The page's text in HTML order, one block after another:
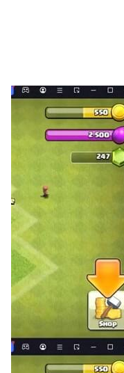
보상으로 받을 수 있
어하면 보석을 더 많
데일리 미션 완료:
을 보상으로 받을
수행하면 빠르게 보
광고 시청
: 게임 내
얻을 수 있는 기회
르게 모을 수 있습니
이벤트 참여
: 게임
하여 추가적인 보석
동안 보석을 많이 얻
3. 게임 업데이트